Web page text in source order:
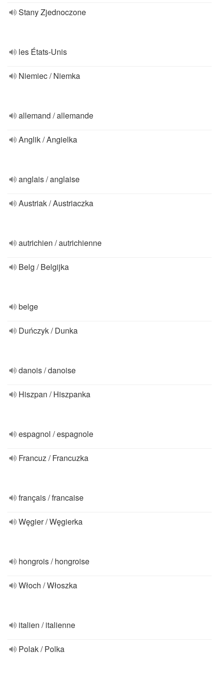
Stany Zjednoczone
les États-Unis
Niemiec / Niemka
allemand / allemande
Anglik / Angielka
anglais / anglaise
Austriak / Austriaczka
autrichien / autrichienne
Belg / Belgijka
belge
Duńczyk / Dunka
danois / danoise
Hiszpan / Hiszpanka
espagnol / espagnole
Francuz / Francuzka
français / francaise
Węgier / Węgierka
hongrois / hongroise
Włoch / Włoszka
italien / italienne
Polak / Polka